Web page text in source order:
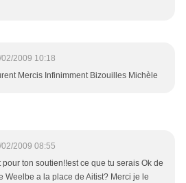
2009 10:18
Mercis Infinimment Bizouilles Michèle
2009 08:55
pour ton soutien!!est ce que tu serais Ok de
Weelbe a la place de Aitist? Merci je le